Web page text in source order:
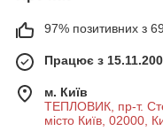
97% позитивних з 69
Працює з
м. Київ
ТЕПЛОВИК, пр-т.
місто Київ, 02000,